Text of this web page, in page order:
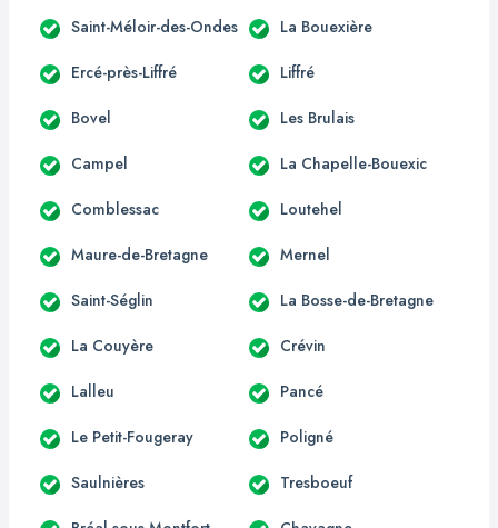
Saint-Méloir-des-Ondes La Bouexière
Ercé-près-Liffré Liffré
Bovel Les Brulais
Campel La Chapelle-Bouexic
Comblessac Loutehel
Maure-de-Bretagne Mernel
Saint-Séglin La Bosse-de-Bretagne
La Couyère Crévin
Lalleu Pancé
Le Petit-Fougeray Poligné
Saulnières Tresboeuf